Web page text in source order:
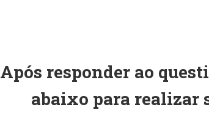
Após responder ao
abaixo para realizar